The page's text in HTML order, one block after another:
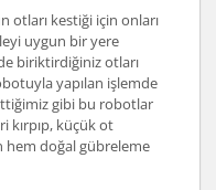
otları kestiği için onları
uygun bir yere
biriktirdiğiniz otları
yapılan işlemde
gibi bu robotlar
kırpıp, küçük ot
hem doğal gübreleme